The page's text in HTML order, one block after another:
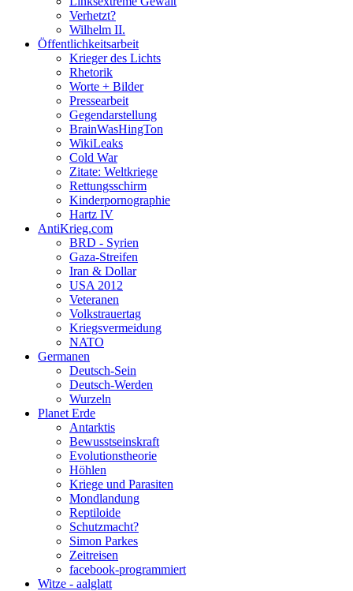
Verhetzt?
Wilhelm II.
Öffentlichkeitsarbeit
Krieger des Lichts
Rhetorik
Worte + Bilder
Pressearbeit
Gegendarstellung
BrainWasHingTon
WikiLeaks
Cold War
Zitate: Weltkriege
Rettungsschirm
Kinderpornographie
Hartz IV
AntiKrieg.com
BRD - Syrien
Gaza-Streifen
Iran & Dollar
USA 2012
Veteranen
Volkstrauertag
Kriegsvermeidung
NATO
Germanen
Deutsch-Sein
Deutsch-Werden
Wurzeln
Planet Erde
Antarktis
Bewusstseinskraft
Evolutionstheorie
Höhlen
Kriege und Parasiten
Mondlandung
Reptiloide
Schutzmacht?
Simon Parkes
Zeitreisen
facebook-programmiert
Witze - aalglatt